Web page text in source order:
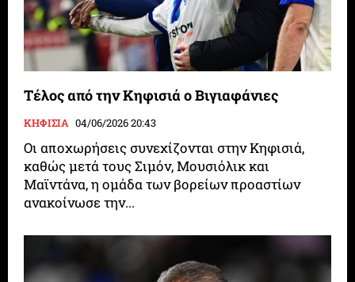
Τέλος από την Κηφισιά ο Βιγιαφάνιες
ΚΗΦΙΣΙΑ 04/06/2026 20:43
Οι αποχωρήσεις συνεχίζονται στην Κηφισιά,
καθώς μετά τους Σιμόν, Μουσιόλικ και
Μαϊντάνα, η ομάδα των βορείων προαστίων
ανακοίνωσε την...